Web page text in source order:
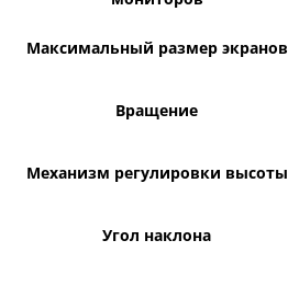
Максимальный размер экранов
Вращение
Механизм регулировки высоты
Угол наклона